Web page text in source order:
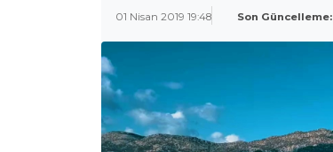
01 Nisan 2019 19:48 Son Güncelleme: